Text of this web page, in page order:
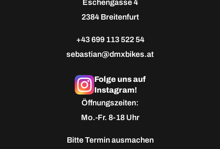
Eschengasse 4
2384 Breitenfurt
+43 699 113 522 54
sebastian@dmxbikes.at
Folge uns auf
Instagram!
Öffnungszeiten:
Mo.-Fr. 8-18 Uhr
BitteTermin ausmachen